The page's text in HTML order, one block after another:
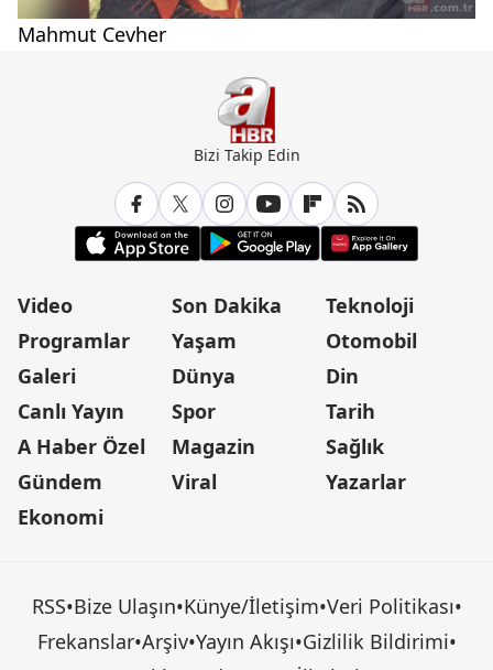
Mahmut Cevher
Bizi Takip Edin
Video
Programlar
Galeri
Canlı Yayın
A Haber Özel
Gündem
Ekonomi
Son Dakika
Yaşam
Dünya
Spor
Magazin
Viral
Teknoloji
Otomobil
Din
Tarih
Sağlık
Yazarlar
RSS•Bize Ulaşın•Künye/İletişim•Veri Politikası•
Frekanslar•Arşiv•Yayın Akışı•Gizlilik Bildirimi•